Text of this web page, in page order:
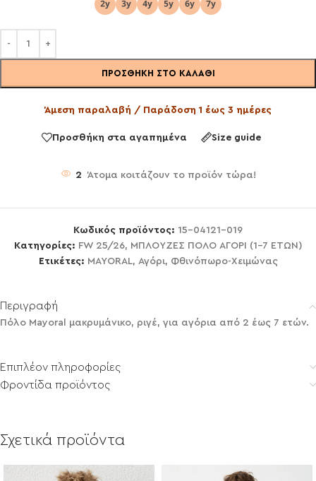
ΠΡΟΣΘΉΚΗ ΣΤΟ ΚΑΛΆΘΙ
Άμεση παραλαβή / Παράδοση 1 έως 3 ημέρες
Προσθήκη στα αγαπημένα Size guide
2 Άτομα κοιτάζουν το προϊόν τώρα!
Κωδικός προϊόντος: 15-04121-019
Κατηγορίες: FW 25/26, ΜΠΛΟΥΖΕΣ ΠΟΛΟ ΑΓΟΡΙ (1-7 ΕΤΩΝ)
Ετικέτες: MAYORAL, Αγόρι, Φθινόπωρο-Χειμώνας
Περιγραφή
Πόλο Mayoral μακρυμάνικο, ριγέ, για αγόρια από 2 έως 7 ετών.
Επιπλέον πληροφορίες
Φροντίδα προϊόντος
Σχετικά προϊόντα